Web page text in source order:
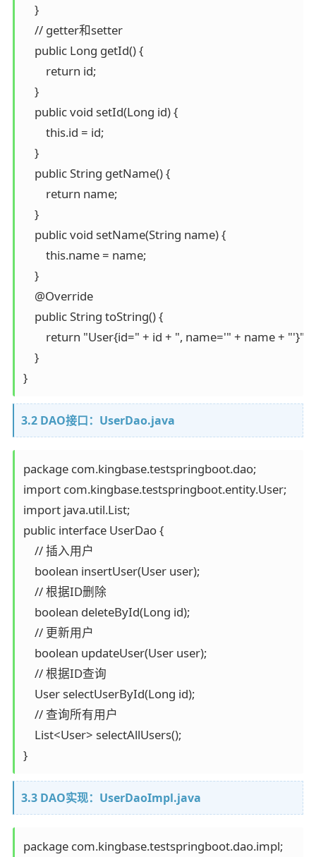
    }
    // getter和setter
    public Long getId() {
        return id;
    }
    public void setId(Long id) {
        this.id = id;
    }
    public String getName() {
        return name;
    }
    public void setName(String name) {
        this.name = name;
    }
    @Override
    public String toString() {
        return "User{id=" + id + ", name='" + name + "'}";
    }
}
3.2 DAO接口：UserDao.java
package com.kingbase.testspringboot.dao;
import com.kingbase.testspringboot.entity.User;
import java.util.List;
public interface UserDao {
    // 插入用户
    boolean insertUser(User user);
    // 根据ID删除
    boolean deleteById(Long id);
    // 更新用户
    boolean updateUser(User user);
    // 根据ID查询
    User selectUserById(Long id);
    // 查询所有用户
    List<User> selectAllUsers();
}
3.3 DAO实现：UserDaoImpl.java
package com.kingbase.testspringboot.dao.impl;